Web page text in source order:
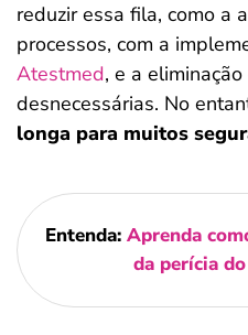
reduzir essa fila, como a
processos, com a
Atestmed, e a eliminação
desnecessárias. No
longa para muitos
Entenda: Aprenda
da perícia